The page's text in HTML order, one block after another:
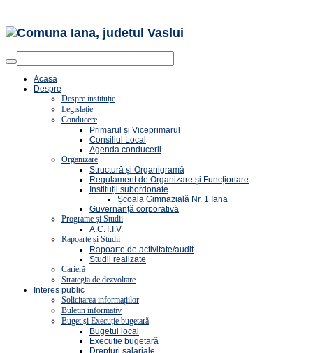
Acasa
Despre
Despre instituție
Legislație
Conducere
Primarul și Viceprimarul
Consiliul Local
Agenda conducerii
Organizare
Structură și Organigramă
Regulament de Organizare și Funcționare
Instituții subordonate
Școala Gimnazială Nr. 1 Iana
Guvernanță corporativă
Programe și Studii
A.C.T.I.V.
Rapoarte și Studii
Rapoarte de activitate/audit
Studii realizate
Carieră
Strategia de dezvoltare
Interes public
Solicitarea informațiilor
Buletin informativ
Buget și Execuție bugetară
Bugetul local
Execuție bugetară
Drepturi salariale